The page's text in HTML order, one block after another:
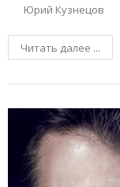
Юрий Кузнецов
Читать далее ...